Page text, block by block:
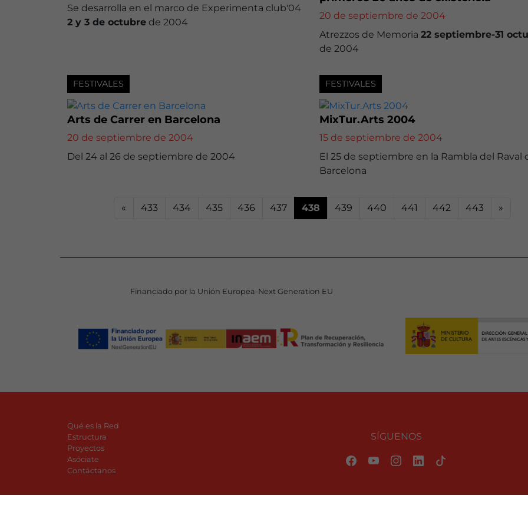
Se desarrolla en el marco de Experimenta club'04
2 y 3 de octubre de 2004
20 de septiembre de 2004
Atrezzos de Memoria 22 septiembre-31
de 2004
FESTIVALES
Arts de Carrer en Barcelona
20 de septiembre de 2004
Del 24 al 26 de septiembre de 2004
FESTIVALES
MixTur.Arts 2004
15 de septiembre de 2004
El 25 de septiembre en la Rambla del Raval
Barcelona
« 433 434 435 436 437 438 439 440 441 442 443 »
Financiado por la Unión Europea-Next Generation EU
Qué es la Red
Estructura
Proyectos
Asóciate
Contáctanos
SÍGUENOS